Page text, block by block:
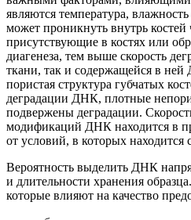
являются температура,
может проникнуть внутрь костей
присутствующие в костях или
диагенеза, тем выше скорость
ткани, так и содержащейся в
пористая структура губчатых
деградации ДНК, плотные
подвержены деградации.
модификаций ДНК находится в
от условий, в которых находится
Вероятность выделить ДНК
и длительности хранения
которые влияют на качество